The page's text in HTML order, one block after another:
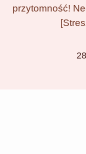
przytomność!